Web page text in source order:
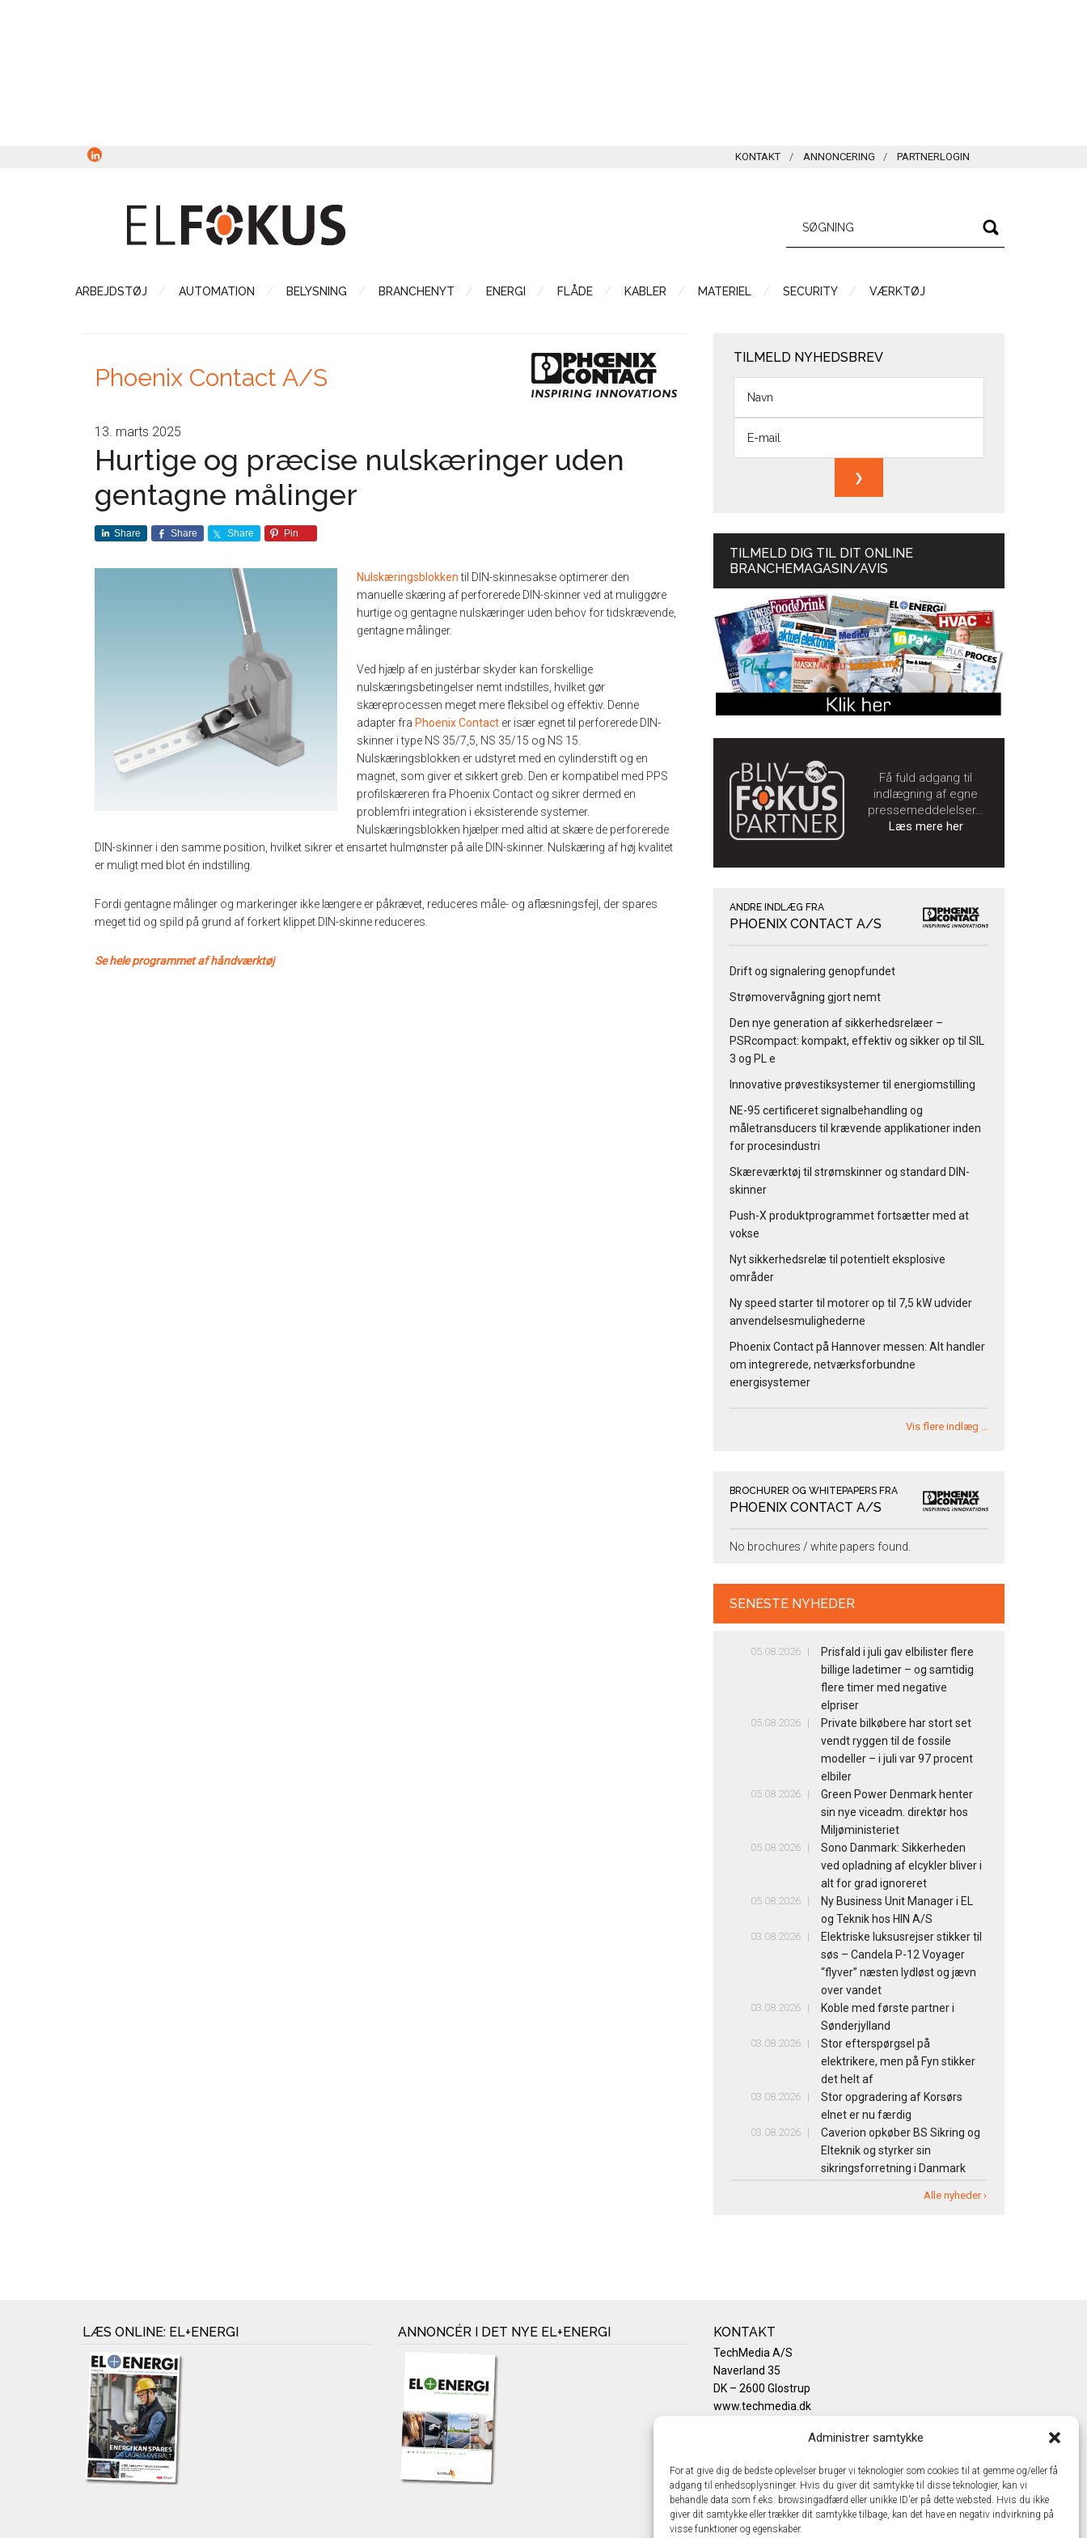
Administrer samtykke
For at give dig de bedste oplevelser bruger vi teknologier som cookies til at gemme og/eller få
adgang til enhedsoplysninger. Hvis du giver dit samtykke til disse teknologier, kan vi
behandle data som f.eks. browsingadfærd eller unikke ID'er på dette websted. Hvis du ikke
giver dit samtykke eller trækker dit samtykke tilbage, kan det have en negativ indvirkning på
visse funktioner og egenskaber.
KONTAKT ANNONCERING PARTNERLOGIN
ARBEJDSTØJ AUTOMATION BELYSNING BRANCHENYT ENERGI FLÅDE KABLER MATERIEL SECURITY VÆRKTØJ
Phoenix Contact A/S
13. marts 2025
Hurtige og præcise nulskæringer uden
gentagne målinger
Share Share Share Pin
Nulskæringsblokkentil DIN-skinnesakse optimerer den
manuelle skæring af perforerede DIN-skinner ved at muliggøre
hurtige og gentagne nulskæringer uden behov for tidskrævende,
gentagne målinger.
Ved hjælp af en justérbar skyder kan forskellige
nulskæringsbetingelser nemt indstilles, hvilket gør
skæreprocessen meget mere fleksibel og effektiv. Denne
adapter fra Phoenix Contact er især egnet til perforerede DIN-
skinner i type NS 35/7,5, NS 35/15 og NS 15.
Nulskæringsblokken er udstyret med en cylinderstift og en
magnet, som giver et sikkert greb. Den er kompatibel med PPS
profilskæreren fra Phoenix Contact og sikrer dermed en
problemfri integration i eksisterende systemer.
Nulskæringsblokken hjælper med altid at skære de perforerede
DIN-skinner i den samme position, hvilket sikrer et ensartet hulmønster på alle DIN-skinner. Nulskæring af høj kvalitet
er muligt med blot én indstilling.
Fordi gentagne målinger og markeringer ikke længere er påkrævet, reduceres måle- og aflæsningsfejl, der spares
meget tid og spild på grund af forkert klippet DIN-skinne reduceres.
Se hele programmet af håndværktøj
TILMELD NYHEDSBREV
TILMELD DIG TIL DIT ONLINE
BRANCHEMAGASIN/AVIS
Få fuld adgang til
indlægning af egne
pressemeddelelser…
Læs mere her
ANDRE INDLÆG FRA
PHOENIX CONTACT A/S
Drift og signalering genopfundet
Strømovervågning gjort nemt
Den nye generation af sikkerhedsrelæer –
PSRcompact: kompakt, effektiv og sikker op til SIL
3 og PL e
Innovative prøvestiksystemer til energiomstilling
NE-95 certificeret signalbehandling og
måletransducers til krævende applikationer inden
for procesindustri
Skæreværktøj til strømskinner og standard DIN-
skinner
Push-X produktprogrammet fortsætter med at
vokse
Nyt sikkerhedsrelæ til potentielt eksplosive
områder
Ny speed starter til motorer op til 7,5 kW udvider
anvendelsesmulighederne
Phoenix Contact på Hannover messen: Alt handler
om integrerede, netværksforbundne
energisystemer
Vis flere indlæg …
BROCHURER OG WHITEPAPERS FRA
PHOENIX CONTACT A/S
No brochures / white papers found.
SENESTE NYHEDER
05.08.2026
Prisfald i juli gav elbilister flere
billige ladetimer – og samtidig
flere timer med negative
elpriser
05.08.2026
Private bilkøbere har stort set
vendt ryggen til de fossile
modeller – i juli var 97 procent
elbiler
05.08.2026
Green Power Denmark henter
sin nye viceadm. direktør hos
Miljøministeriet
05.08.2026
Sono Danmark: Sikkerheden
ved opladning af elcykler bliver i
alt for grad ignoreret
05.08.2026
Ny Business Unit Manager i EL
og Teknik hos HIN A/S
03.08.2026
Elektriske luksusrejser stikker til
søs – Candela P-12 Voyager
“flyver” næsten lydløst og jævn
over vandet
03.08.2026
Koble med første partner i
Sønderjylland
03.08.2026
Stor efterspørgsel på
elektrikere, men på Fyn stikker
det helt af
03.08.2026
Stor opgradering af Korsørs
elnet er nu færdig
03.08.2026
Caverion opkøber BS Sikring og
Elteknik og styrker sin
sikringsforretning i Danmark
Alle nyheder ›
LÆS ONLINE: EL+ENERGI ANNONCÉR I DET NYE EL+ENERGI KONTAKT
TechMedia A/S
Naverland 35
DK – 2600 Glostrup
www.techmedia.dk
info@techmedia.dk
Cookiepolitik